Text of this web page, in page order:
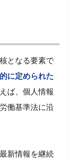
となる要素で
に定められた
ば、個人情報
働基準法に沿
新情報を継続